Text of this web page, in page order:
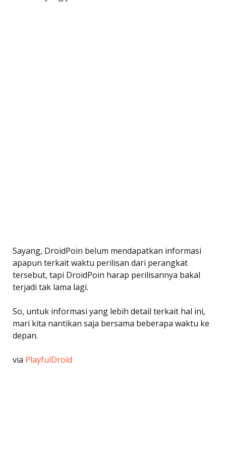
Sayang, DroidPoin belum mendapatkan informasi
apapun terkait waktu perilisan dari perangkat
tersebut, tapi DroidPoin harap perilisannya bakal
terjadi tak lama lagi.
So, untuk informasi yang lebih detail terkait hal ini,
mari kita nantikan saja bersama beberapa waktu ke
depan.
via PlayfulDroid